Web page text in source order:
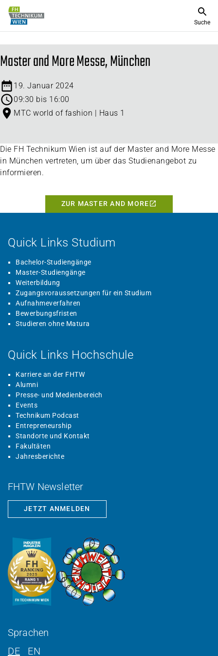
Suche
Master and More Messe, München
19. Januar 2024
09:30 bis 16:00
MTC world of fashion | Haus 1
Die FH Technikum Wien ist auf der Master and More Messe
in München vertreten, um über das Studienangebot zu
informieren.
ZUR MASTER AND MORE
Quick Links Studium
Bachelor-Studiengänge
Master-Studiengänge
Weiterbildung
Zugangsvoraussetzungen für ein Studium
Aufnahmeverfahren
Bewerbungsfristen
Studieren ohne Matura
Quick Links Hochschule
Karriere an der FHTW
Alumni
Presse- und Medienbereich
Events
Technikum Podcast
Entrepreneurship
Standorte und Kontakt
Fakultäten
Jahresberichte
FHTW Newsletter
JETZT ANMELDEN
Sprachen
DE
EN